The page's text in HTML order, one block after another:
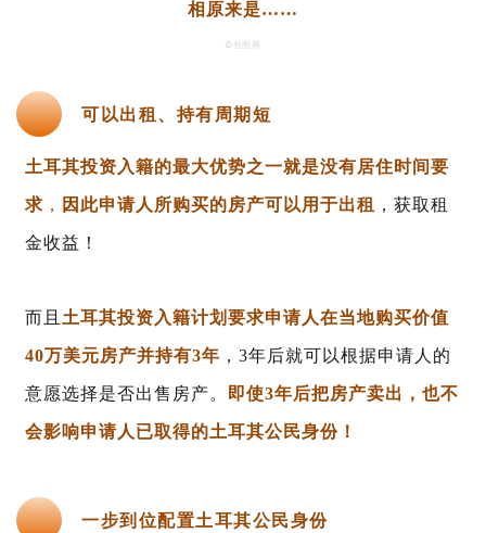
©包图网
可以出租、持有周期短
土耳其投资入籍的最大优势之一就是没有居住时间要
求 ， 因此申请人所购买的房产可以用于出租 ，获取租
金收益！
而且 土耳其投资入籍计划要求申请人在当地购买价值
40万美元房产并持有3年 ，3年后就可以根据申请人的
意愿选择是否出售房产。 即使3年后把房产卖出，也不
会影响申请人已取得的土耳其公民身份！
一步到位配置土耳其公民身份